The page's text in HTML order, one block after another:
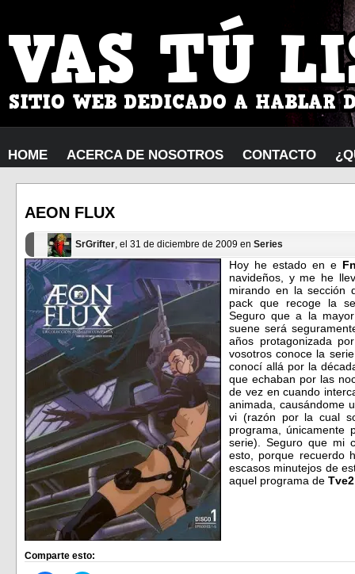
HOME ACERCA DE NOSOTROS CONTACTO
AEON FLUX
SrGrifter, el 31 de diciembre de 2009 en Series
Hoy he estado en e
navideños, y me he
mirando en la sección
pack que recoge la
Seguro que a la
suene será
años protagonizada
vosotros conoce la
conocí allá por la
que echaban por las
de vez en cuando
animada, causándome
vi (razón por la cual
programa, únicamente
serie). Seguro que mi
esto, porque recuerdo
escasos minutejos de
aquel programa de Tve2
Comparte esto: